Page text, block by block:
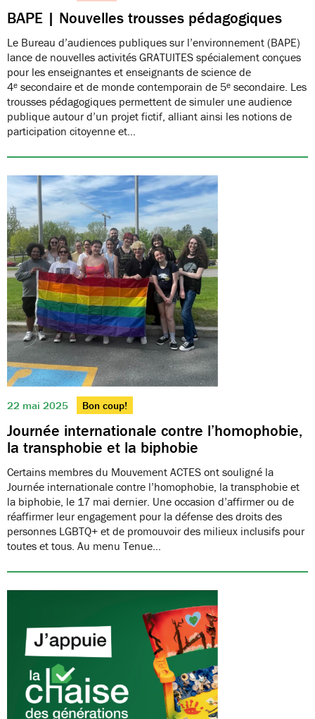
BAPE | Nouvelles trousses pédagogiques
Le Bureau d’audiences publiques sur l’environnement (BAPE)
lance de nouvelles activités GRATUITES spécialement conçues
pour les enseignantes et enseignants de science de
4ᵉ secondaire et de monde contemporain de 5ᵉ secondaire. Les
trousses pédagogiques permettent de simuler une audience
publique autour d’un projet fictif, alliant ainsi les notions de
participation citoyenne et…
22 mai 2025 Bon coup!
Journée internationale contre l’homophobie,
la transphobie et la biphobie
Certains membres du Mouvement ACTES ont souligné la
Journée internationale contre l’homophobie, la transphobie et
la biphobie, le 17 mai dernier. Une occasion d’affirmer ou de
réaffirmer leur engagement pour la défense des droits des
personnes LGBTQ+ et de promouvoir des milieux inclusifs pour
toutes et tous. Au menu Tenue…